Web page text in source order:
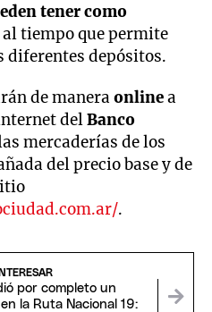
tener como
al tiempo que permite
diferentes depósitos.
de maneraonlinea
delBanco
mercaderías de los
del precio base y de
.
por completo un
la Ruta Nacional 19: